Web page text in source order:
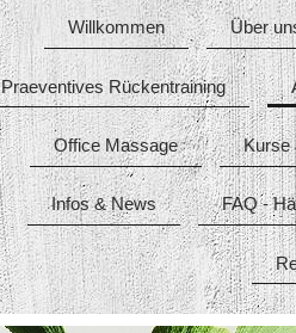
Willkommen Über
Praeventives Rückentraining
Office Massage Kurse
Infos & News FAQ -